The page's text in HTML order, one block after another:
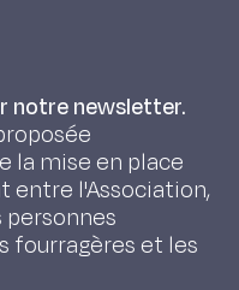
notre newsletter.
la mise en place
entre l'Association,
fourragères et les